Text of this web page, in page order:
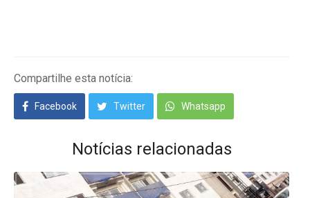
Compartilhe esta notícia:
Facebook Twitter Whatsapp
Notícias relacionadas